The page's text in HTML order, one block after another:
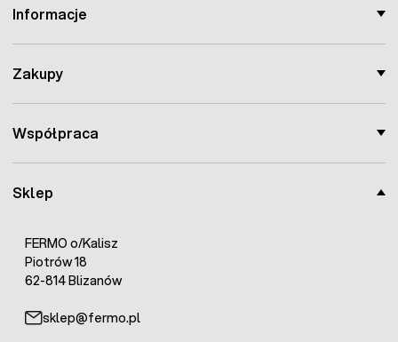
Sklep
FERMO o/Kalisz
Piotrów 18
62-814 Blizanów
sklep@fermo.pl
Informacje
Zakupy
Współpraca